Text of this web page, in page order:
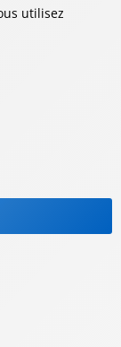
utilisez